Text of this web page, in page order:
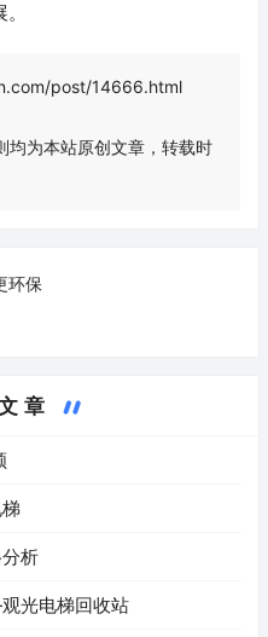
post/14666.html
均为本站原创文章，转载时
环保
章
析
光电梯回收站